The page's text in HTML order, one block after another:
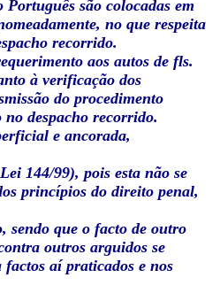
são colocadas em
no que respeita
recorrido.
aos autos de fls.
à verificação dos
do procedimento
despacho recorrido.
e ancorada,
144/99), pois esta não se
princípios do direito penal,
sendo que o facto de outro
outros arguidos se
aí praticados e nos